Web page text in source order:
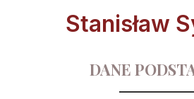
Stanisław
DANE